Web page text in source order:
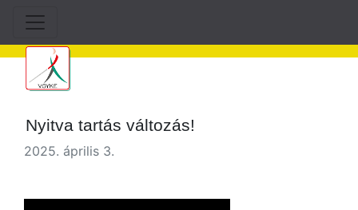
Nyitva tartás változás!
2025. április 3.